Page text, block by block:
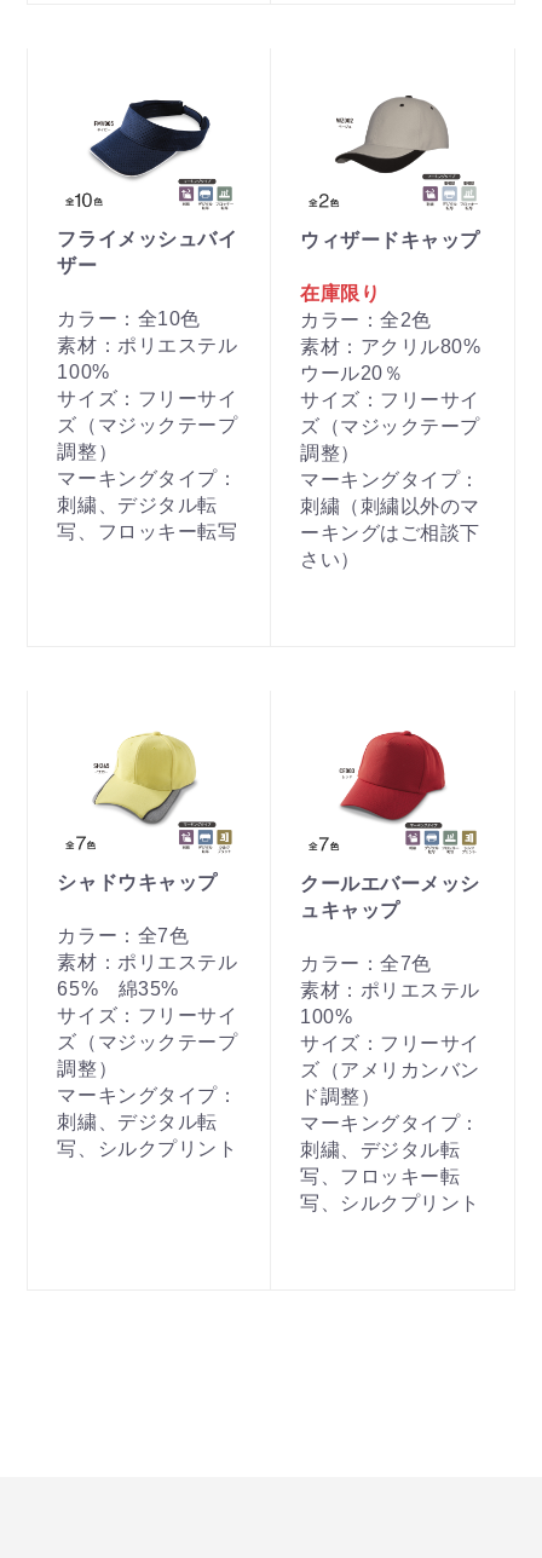
フライメッシュバイ
ザー
カラー：全10色
素材：ポリエステル
100%
サイズ：フリーサイ
ズ（マジックテープ
調整）
マーキングタイプ：
刺繍、デジタル転
写、フロッキー転写
ウィザードキャップ
在庫限り
カラー：全2色
素材：アクリル80%
ウール20％
サイズ：フリーサイ
ズ（マジックテープ
調整）
マーキングタイプ：
刺繍（刺繍以外のマ
ーキングはご相談下
さい）
シャドウキャップ
カラー：全7色
素材：ポリエステル
65% 綿35%
サイズ：フリーサイ
ズ（マジックテープ
調整）
マーキングタイプ：
刺繍、デジタル転
写、シルクプリント
クールエバーメッシ
ュキャップ
カラー：全7色
素材：ポリエステル
100%
サイズ：フリーサイ
ズ（アメリカンバン
ド調整）
マーキングタイプ：
刺繍、デジタル転
写、フロッキー転
写、シルクプリント